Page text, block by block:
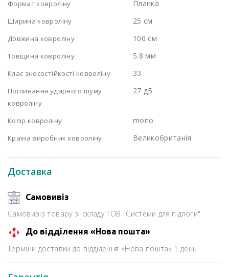
Доставка
Самовивіз
Самовивіз товару зі складу ТОВ "Системи для підлоги"
До відділення «Нова пошта»
Терміни доставки до відділення «Нова пошта» 1 день
Формат ковроліну Планка
Ширина ковроліну 25 см
Довжина ковроліну 100 см
Товщина ковроліну 5.8 мм
Клас зносостійкості ковроліну 33
Поглинання ударного шуму
ковроліну
27 дБ
Колір ковроліну mono
Країна виробник ковроліну Великобританія